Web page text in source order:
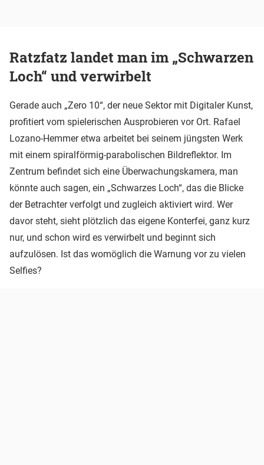
Ratzfatz landet man im „Schwarzen
Loch“ und verwirbelt
Gerade auch „Zero 10“, der neue Sektor mit Digitaler Kunst,
profitiert vom spielerischen Ausprobieren vor Ort. Rafael
Lozano-Hemmer etwa arbeitet bei seinem jüngsten Werk
mit einem spiralförmig-parabolischen Bildreflektor. Im
Zentrum befindet sich eine Überwachungskamera, man
könnte auch sagen, ein „Schwarzes Loch“, das die Blicke
der Betrachter verfolgt und zugleich aktiviert wird. Wer
davor steht, sieht plötzlich das eigene Konterfei, ganz kurz
nur, und schon wird es verwirbelt und beginnt sich
aufzulösen. Ist das womöglich die Warnung vor zu vielen
Selfies?